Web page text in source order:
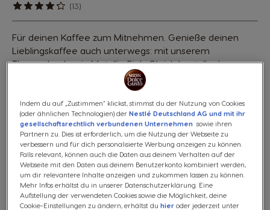
(13)
Für deinen Kaffee zum Mitnehmen. Genieße deinen
Lieblingskaffee auch unterwegs: mit unserem
Thermobecher in Metallic-Pink. Gleich bestellen!
Preis inkl. MwSt., zzgl. Versandkosten
Kostenloser Versand ab 29€
Wunschzettel
Wunschzettel
Indem du auf „Zustimmen“ klickst, stimmst du der Nutzung von Cookies
(oder ähnlichen Technologien) derNestlé Deutschland AG und mit ihr
gesellschaftsrechtlich verbundenen Unternehmen sowie ihren
Partnern zu. Dies ist erforderlich, um die Nutzung der Webseite zu
verbessern und für dich personalisierte Werbung anzeigen zu können.
Falls relevant, können auch die Daten aus deinem Verhalten auf der
Webseite mit den Daten aus deinem Benutzerkonto kombiniert werden,
um dir relevantere Inhalte anzeigen und zukommen lassen zu können.
Mehr Infos erhältst du in unserer Datenschutzerklärung. Eine
Aufstellung der verwendeten Cookies sowie die Möglichkeit, deine
Cookie-Einstellungen zu ändern, erhältst duhier oder jederzeit unter